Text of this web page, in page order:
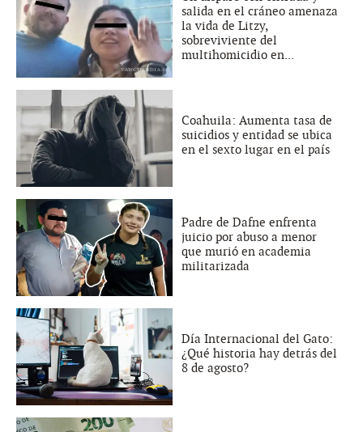
salida en el cráneo amenaza
la vida de Litzy,
sobreviviente del
multihomicidio en...
Coahuila: Aumenta tasa de
suicidios y entidad se ubica
en el sexto lugar en el país
Padre de Dafne enfrenta
juicio por abuso a menor
que murió en academia
militarizada
Día Internacional del Gato:
¿Qué historia hay detrás del
8 de agosto?